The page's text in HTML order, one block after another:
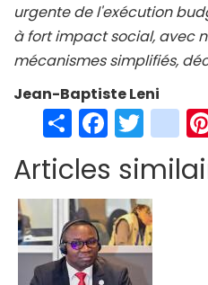
urgente de l'exécution
à fort impact social, avec
mécanismes simplifiés,
Jean-Baptiste Leni
S
h
ar
e
Fa
ce
b
o
o
k
T
wi
tt
er
in
st
ag
Articles